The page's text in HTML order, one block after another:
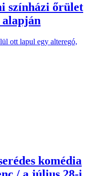
színházi őrület
ott lapul egy alteregó,
komédia